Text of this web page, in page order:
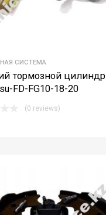
СИСТЕМА
тормозной цилиндр
FD-FG10-18-20
(0 reviews)